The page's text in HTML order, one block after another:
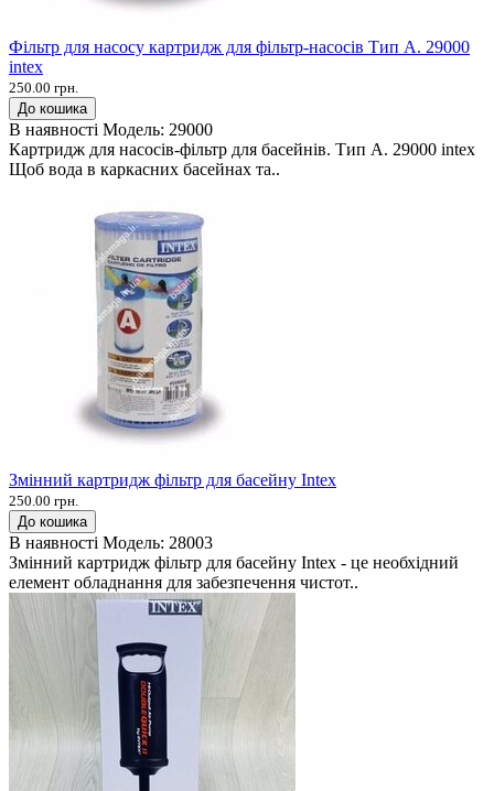
Фільтр для насосу картридж для фільтр-насосів Тип А. 29000
intex
250.00 грн.
До кошика
В наявності Модель: 29000
Картридж для насосів-фільтр для басейнів. Тип А. 29000 intex
Щоб вода в каркасних басейнах та..
Змінний картридж фільтр для басейну Intex
250.00 грн.
До кошика
В наявності Модель: 28003
Змінний картридж фільтр для басейну Intex - це необхідний
елемент обладнання для забезпечення чистот..